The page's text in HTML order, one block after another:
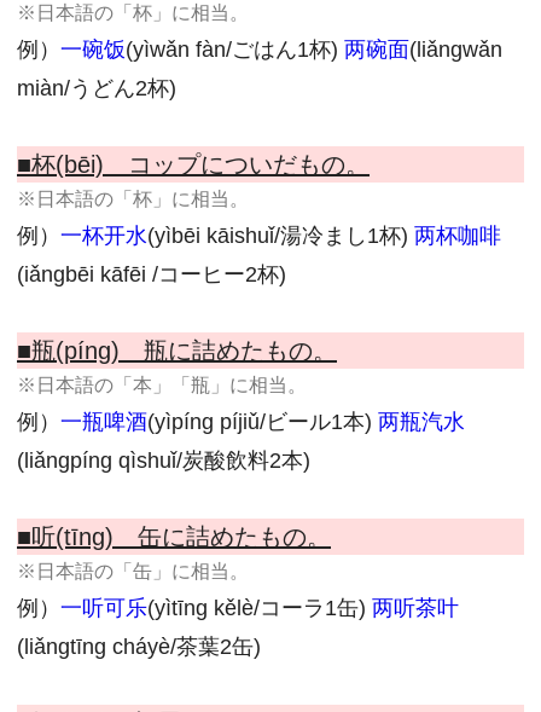
※日本語の「杯」に相当。
例） 一碗饭(yìwǎn fàn/ごはん1杯) 两碗面(liǎngwǎn
miàn/うどん2杯)
■杯(bēi) コップについだもの。
※日本語の「杯」に相当。
例） 一杯开水(yìbēi kāishuǐ/湯冷まし1杯) 两杯咖啡
(iǎngbēi kāfēi /コーヒー2杯)
■瓶(píng) 瓶に詰めたもの。
※日本語の「本」「瓶」に相当。
例） 一瓶啤酒(yìpíng píjiǔ/ビール1本) 两瓶汽水
(liǎngpíng qìshuǐ/炭酸飲料2本)
■听(tīng) 缶に詰めたもの。
※日本語の「缶」に相当。
例） 一听可乐(yìtīng kělè/コーラ1缶) 两听茶叶
(liǎngtīng cháyè/茶葉2缶)